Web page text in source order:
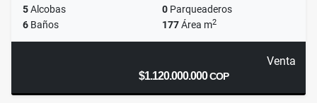
5Alcobas 0 Parqueaderos
6 Baños 177Área m2
Venta
$1.120.000.000COP